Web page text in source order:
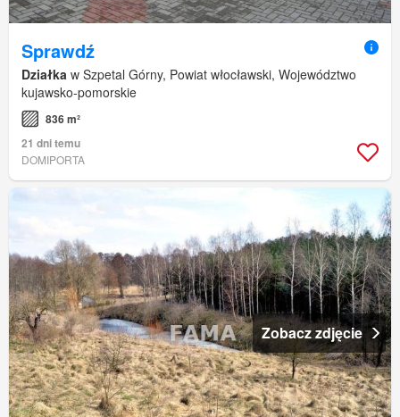
Sprawdź
Działka w Szpetal Górny, Powiat włocławski, Województwo
kujawsko-pomorskie
836 m²
21 dni temu
DOMIPORTA
Zobacz zdjęcie